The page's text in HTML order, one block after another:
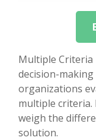
Multiple Criteria
decision-
organizations
multiple criteria.
weigh the
solution.